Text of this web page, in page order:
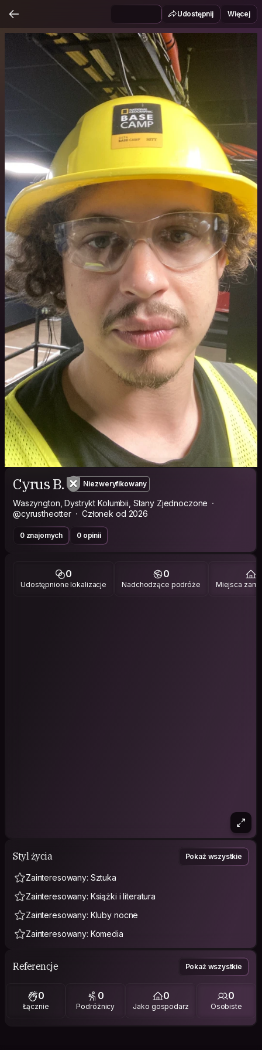
Udostępnij Więcej
Cyrus B. Niezweryfikowany
Waszyngton, Dystrykt Kolumbii, Stany Zjednoczone
@cyrustheotter
Członek od 2026
0 znajomych 0 opinii
0
Udostępnione lokalizacje
0
Nadchodzące podróże Miejsca
Styl życia Pokaż wszystkie
Zainteresowany: Sztuka
Zainteresowany: Książki i literatura
Zainteresowany: Kluby nocne
Zainteresowany: Komedia
Referencje Pokaż wszystkie
0
Łącznie
0
Podróżnicy
0
Jako gospodarz
0
Osobiste